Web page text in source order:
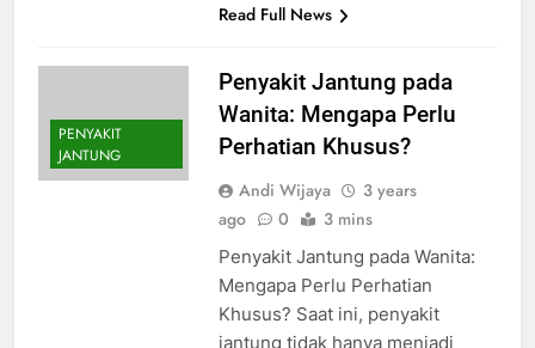
Read Full News
PENYAKIT
JANTUNG
Penyakit Jantung pada
Wanita: Mengapa Perlu
Perhatian Khusus?
Andi Wijaya
3 years
ago
0 3 mins
Penyakit Jantung pada Wanita:
Mengapa Perlu Perhatian
Khusus? Saat ini, penyakit
jantung tidak hanya menjadi